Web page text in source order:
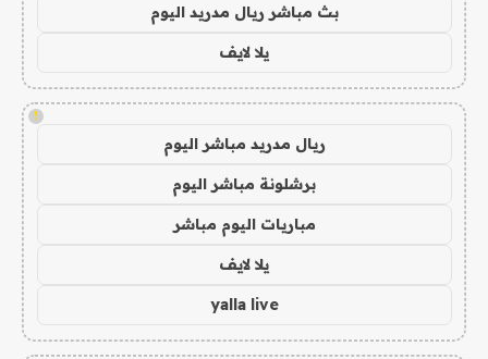
بث مباشر ريال مدريد اليوم
يلا لايف
!
ريال مدريد مباشر اليوم
برشلونة مباشر اليوم
مباريات اليوم مباشر
يلا لايف
yalla live